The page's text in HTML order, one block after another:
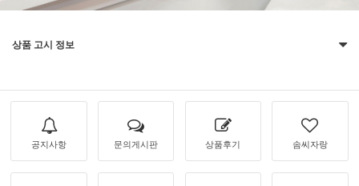
상품 고시 정보
공지사항 문의게시판 상품후기 솜씨자랑